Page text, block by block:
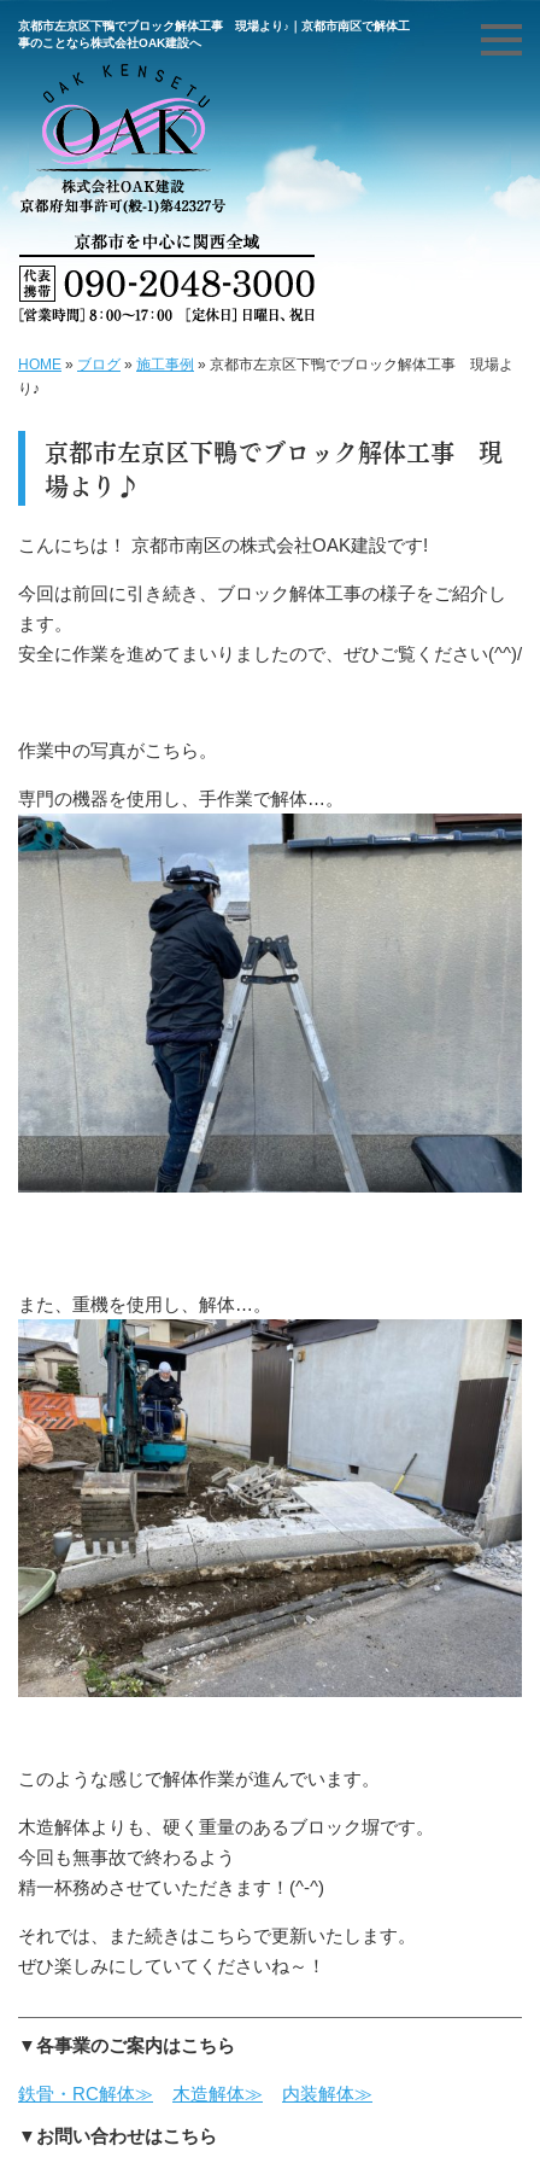
京都市左京区下鴨でブロック解体工事 現場より♪｜京都市南区で解体工
事のことなら株式会社OAK建設へ
HOME » ブログ » 施工事例 » 京都市左京区下鴨でブロック解体工事 現場よ
り♪
京都市左京区下鴨でブロック解体工事 現
場より♪
こんにちは！ 京都市南区の株式会社OAK建設です!
今回は前回に引き続き、ブロック解体工事の様子をご紹介し
ます。
安全に作業を進めてまいりましたので、ぜひご覧ください(^^)/
作業中の写真がこちら。
専門の機器を使用し、手作業で解体…。
また、重機を使用し、解体…。
このような感じで解体作業が進んでいます。
木造解体よりも、硬く重量のあるブロック塀です。
今回も無事故で終わるよう
精一杯務めさせていただきます！(^-^)
それでは、また続きはこちらで更新いたします。
ぜひ楽しみにしていてくださいね～！
▼各事業のご案内はこちら
鉄骨・RC解体≫ 木造解体≫ 内装解体≫
▼お問い合わせはこちら